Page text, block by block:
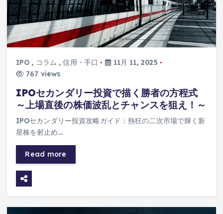
IPO , コラム ,信用・手口
11月 11, 2025
767 views
IPOセカンダリー投資で描く勝者の方程式
～上場直後の株価波乱とチャンスを狙え！～
IPOセカンダリー投資攻略ガイド：熱狂の二次市場で輝く新
星株を射止め…
Read more